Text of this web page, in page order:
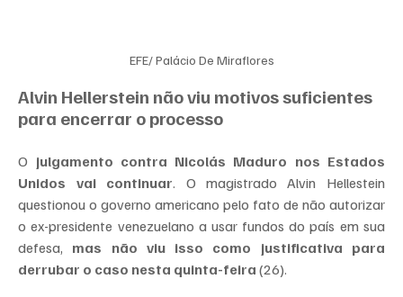
EFE/ Palácio De Miraflores
Alvin Hellerstein não viu motivos suficientes
para encerrar o processo
O julgamento contra Nicolás Maduro nos Estados
Unidos vai continuar. O magistrado Alvin Hellestein
questionou o governo americano pelo fato de não autorizar
o ex-presidente venezuelano a usar fundos do país em sua
defesa, mas não viu isso como justificativa para
derrubar o caso nesta quinta-feira (26).